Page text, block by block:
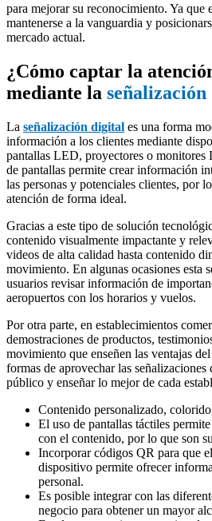
para mejorar su reconocimiento. Ya que
mantenerse a la vanguardia y
mercado actual.
¿Cómo captar la
mediante la
La señalización digital es una forma
información a los clientes mediante
pantallas LED, proyectores o
de pantallas permite crear información
las personas y potenciales clientes, por
atención de forma ideal.
Gracias a este tipo de solución
contenido visualmente impactante y
videos de alta calidad hasta contenido
movimiento. En algunas ocasiones esta
usuarios revisar información de
aeropuertos con los horarios y vuelos.
Por otra parte, en establecimientos
demostraciones de productos,
movimiento que enseñen las ventajas
formas de aprovechar las
público y enseñar lo mejor de cada
Contenido personalizado,
El uso de pantallas táctiles
con el contenido, por lo que son
Incorporar códigos QR para que
dispositivo permite ofrecer
personal.
Es posible integrar con las
negocio para obtener un mayor